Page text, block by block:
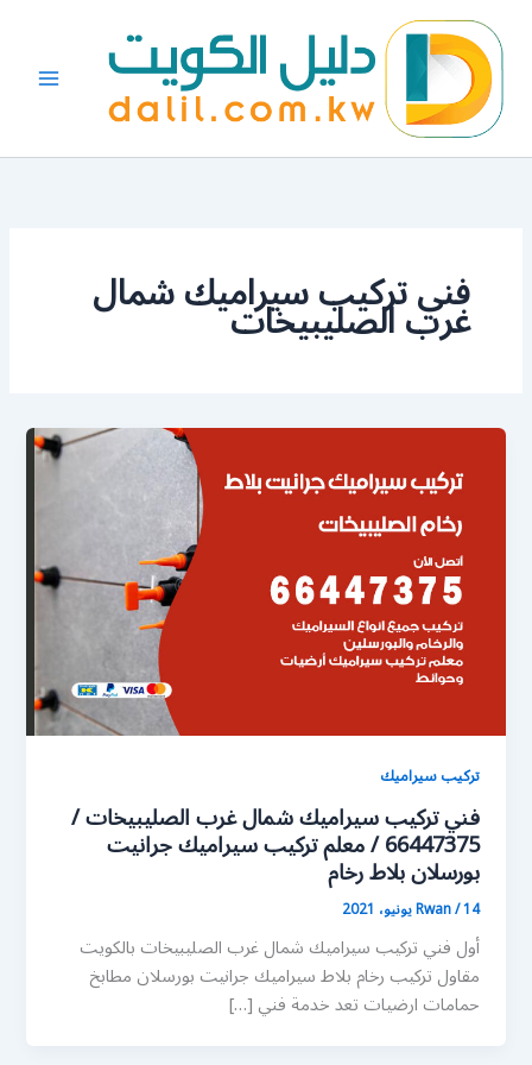
المحتوى
فني تركيب سيراميك شمال
غرب الصليبيخات
تركيب سيراميك
فني تركيب سيراميك شمال غرب الصليبيخات /
66447375 / معلم تركيب سيراميك جرانيت
بورسلان بلاط رخام
Rwan/14 يونيو، 2021
أول فني تركيب سيراميك شمال غرب الصليبيخات بالكويت
مقاول تركيب رخام بلاط سيراميك جرانيت بورسلان مطابخ
حمامات ارضيات تعد خدمة فني […]